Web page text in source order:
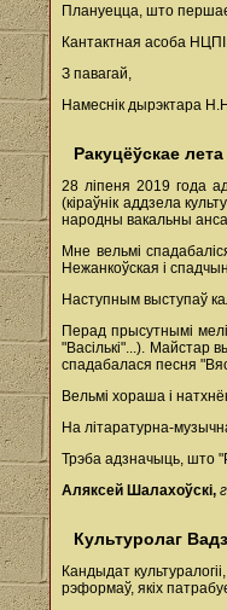
Плануецца, што
Кантактная асоба
З павагай,
Намеснік дырэктара
Ракуцёўскае
28 ліпеня 2019 года
(кіраўнік аддзела
народны вакальны
Мне вельмі
Нежанкоўская і
Наступным выступаў
Перад прысутнымі
"Васількі"...). Майстар
спадабалася песня
Вельмі хораша і
На літаратурна-
Трэба адзначыць, што
Аляксей Шалахоўскі,
Культуролаг
Кандыдат
рэформаў, якіх